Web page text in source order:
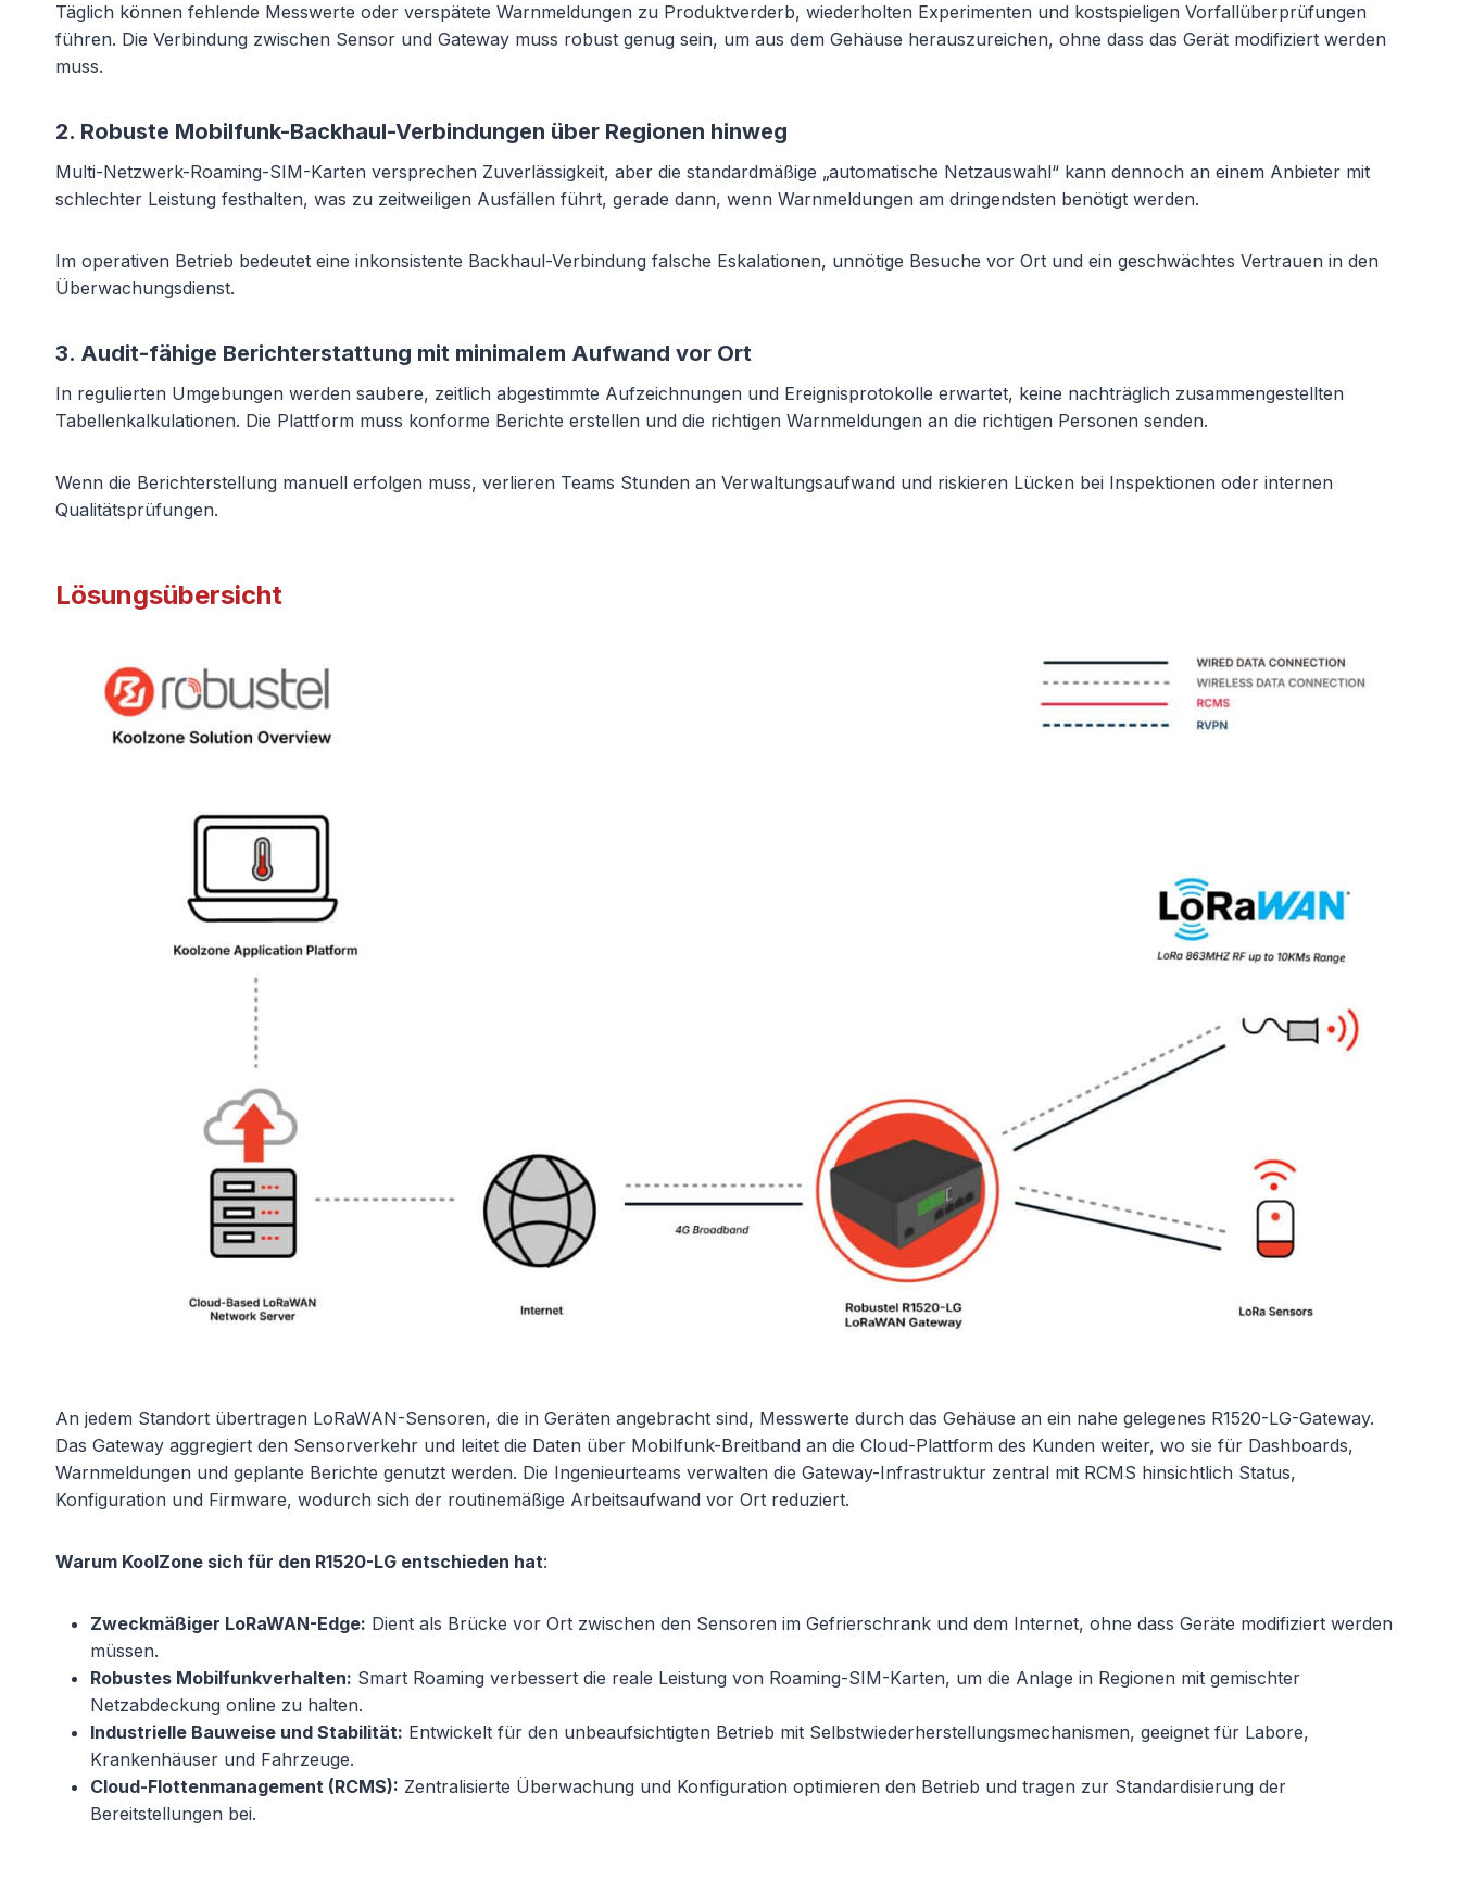
Täglich können fehlende Messwerte oder verspätete Warnmeldungen zu Produktverderb, wiederholten Experimenten und kostspieligen Vorfallüberprüfungen
führen. Die Verbindung zwischen Sensor und Gateway muss robust genug sein, um aus dem Gehäuse herauszureichen, ohne dass das Gerät modifiziert werden
muss.
2. Robuste Mobilfunk-Backhaul-Verbindungen über Regionen hinweg
Multi-Netzwerk-Roaming-SIM-Karten versprechen Zuverlässigkeit, aber die standardmäßige „automatische Netzauswahl“ kann dennoch an einem Anbieter mit
schlechter Leistung festhalten, was zu zeitweiligen Ausfällen führt, gerade dann, wenn Warnmeldungen am dringendsten benötigt werden.
Im operativen Betrieb bedeutet eine inkonsistente Backhaul-Verbindung falsche Eskalationen, unnötige Besuche vor Ort und ein geschwächtes Vertrauen in den
Überwachungsdienst.
3. Audit-fähige Berichterstattung mit minimalem Aufwand vor Ort
In regulierten Umgebungen werden saubere, zeitlich abgestimmte Aufzeichnungen und Ereignisprotokolle erwartet, keine nachträglich zusammengestellten
Tabellenkalkulationen. Die Plattform muss konforme Berichte erstellen und die richtigen Warnmeldungen an die richtigen Personen senden.
Wenn die Berichterstellung manuell erfolgen muss, verlieren Teams Stunden an Verwaltungsaufwand und riskieren Lücken bei Inspektionen oder internen
Qualitätsprüfungen.
Lösungsübersicht
An jedem Standort übertragen LoRaWAN-Sensoren, die in Geräten angebracht sind, Messwerte durch das Gehäuse an ein nahe gelegenes R1520-LG-Gateway.
Das Gateway aggregiert den Sensorverkehr und leitet die Daten über Mobilfunk-Breitband an die Cloud-Plattform des Kunden weiter, wo sie für Dashboards,
Warnmeldungen und geplante Berichte genutzt werden. Die Ingenieurteams verwalten die Gateway-Infrastruktur zentral mit RCMS hinsichtlich Status,
Konfiguration und Firmware, wodurch sich der routinemäßige Arbeitsaufwand vor Ort reduziert.
Warum KoolZone sich für den R1520-LG entschieden hat:
Zweckmäßiger LoRaWAN-Edge: Dient als Brücke vor Ort zwischen den Sensoren im Gefrierschrank und dem Internet, ohne dass Geräte modifiziert werden
müssen.
Robustes Mobilfunkverhalten: Smart Roaming verbessert die reale Leistung von Roaming-SIM-Karten, um die Anlage in Regionen mit gemischter
Netzabdeckung online zu halten.
Industrielle Bauweise und Stabilität: Entwickelt für den unbeaufsichtigten Betrieb mit Selbstwiederherstellungsmechanismen, geeignet für Labore,
Krankenhäuser und Fahrzeuge.
Cloud-Flottenmanagement (RCMS): Zentralisierte Überwachung und Konfiguration optimieren den Betrieb und tragen zur Standardisierung der
Bereitstellungen bei.